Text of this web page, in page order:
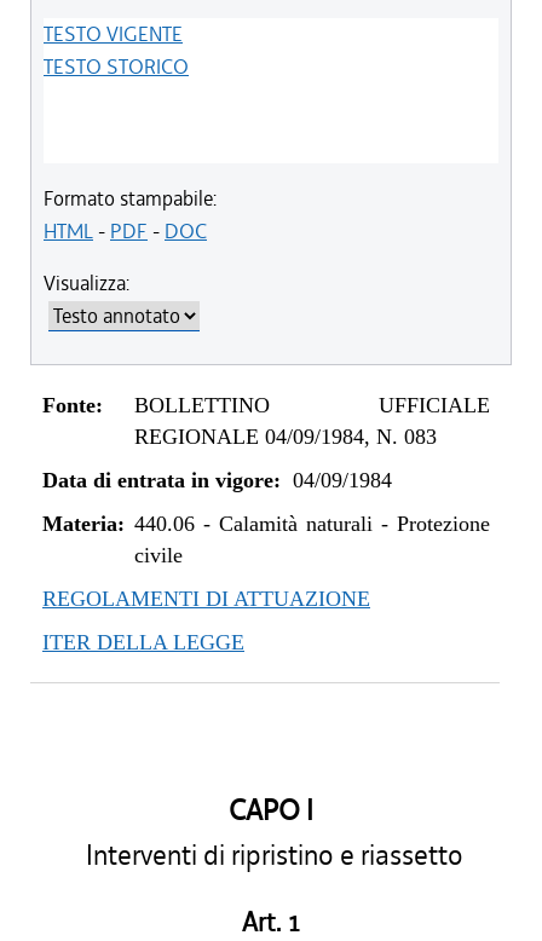
TESTO VIGENTE
TESTO STORICO
Formato stampabile:
HTML- PDF - DOC
Visualizza:
Fonte:
BOLLETTINO UFFICIALE
REGIONALE 04/09/1984, N. 083
Data di entrata in vigore: 04/09/1984
Materia: 440.06- Calamità naturali - Protezione
civile
REGOLAMENTI DI ATTUAZIONE
ITER DELLA LEGGE
CAPO I
Interventi di ripristino e riassetto
Art. 1